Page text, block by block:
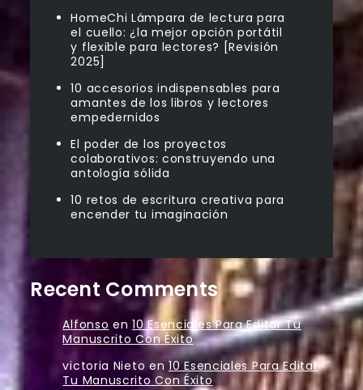
HomeChi Lámpara de lectura para
el cuello: ¿la mejor opción portátil
y flexible para lectores? [Revisión
2025]
10 accesorios indispensables para
amantes de los libros y lectores
empedernidos
El poder de los proyectos
colaborativos: construyendo una
antología sólida
10 retos de escritura creativa para
encender tu imaginación
Recent Comments
Alfonso en10 Esenciales Para Editar Tu
Manuscrito Con Éxito
victoria Nieto en10 Esenciales Para Editar
Tu Manuscrito Con Éxito